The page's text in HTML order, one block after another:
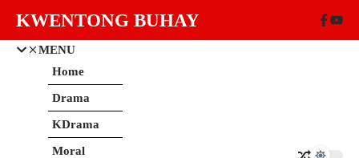
KWENTONG BUHAY
MENU
Home
Drama
KDrama
Moral